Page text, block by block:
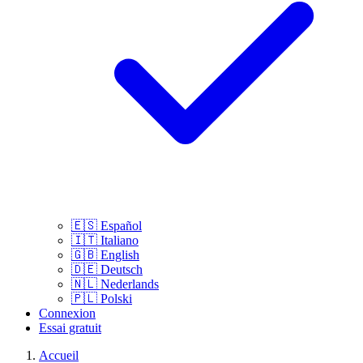
🇪🇸 Español
🇮🇹 Italiano
🇬🇧 English
🇩🇪 Deutsch
🇳🇱 Nederlands
🇵🇱 Polski
Connexion
Essai gratuit
Accueil